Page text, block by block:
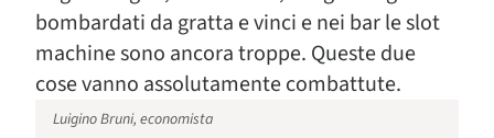
bombardati da gratta e vinci e nei bar le slot
machine sono ancora troppe. Queste due
cose vanno assolutamente combattute.
Luigino Bruni, economista